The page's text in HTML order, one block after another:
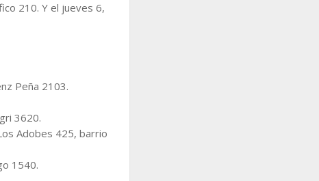
210. Y el jueves 6,
Peña 2103.
3620.
Adobes 425, barrio
1540.